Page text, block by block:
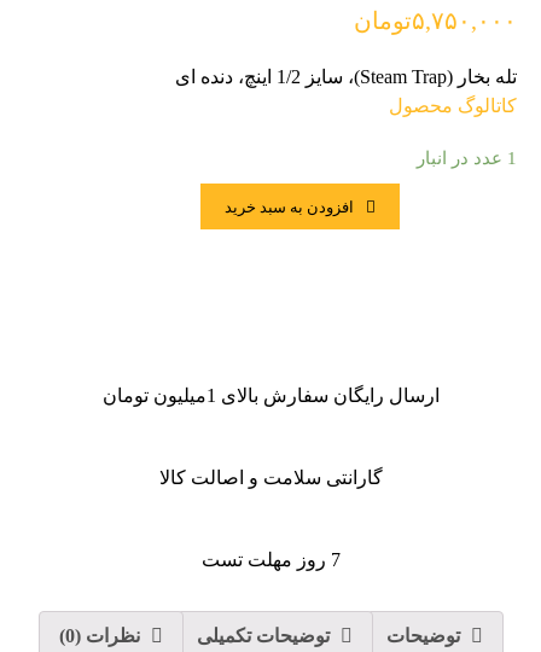
۵,۷۵۰,۰۰۰تومان
تله بخار (Steam Trap)، سایز 1/2 اینچ، دنده ای
کاتالوگ محصول
1 عدد در انبار
افزودن به سبد خرید
ارسال رایگان سفارش بالای 1میلیون تومان
گارانتی سلامت و اصالت کالا
7 روز مهلت تست
توضیحات توضیحات تکمیلی نظرات (0)